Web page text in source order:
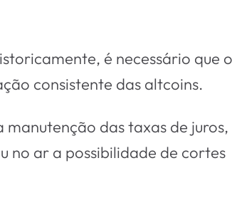
é necessário que o
consistente das altcoins.
manutenção das taxas de juros,
no ar a possibilidade de cortes